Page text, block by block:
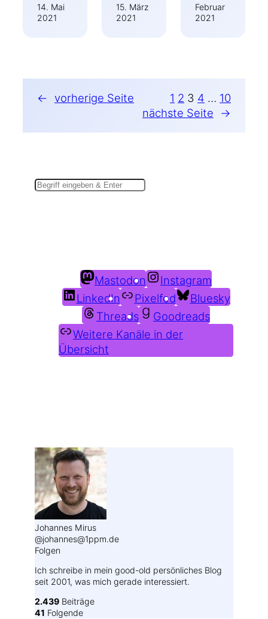
14. Mai
2021
15. März
2021
Februar
2021
← vorherige Seite 1 2 3 4 … 10
nächste Seite
→
Mastodon
Instagram
LinkedIn
Pixelfed
Bluesky
Threads
Goodreads
Weitere Kanäle in der
Übersicht
Johannes Mirus
@johannes@1ppm.de
Folgen
Ich schreibe in mein good-old persönliches Blog
seit 2001, was mich gerade interessiert.
2.439 Beiträge
41 Folgende